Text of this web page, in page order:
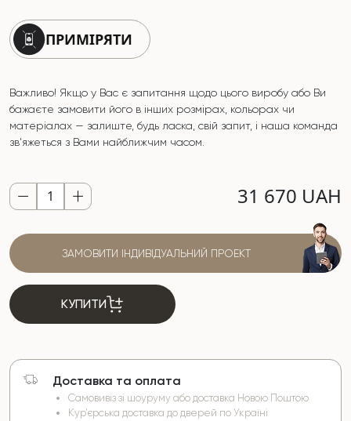
ПРИМІРЯТИ
Важливо! Якщо у Вас є запитання щодо цього виробу або Ви
бажаєте замовити його в інших розмірах, кольорах чи
матеріалах — залиште, будь ласка, свій запит, і наша команда
зв'яжеться з Вами найближчим часом.
31 670 UAH
ЗАМОВИТИ ІНДИВІДУАЛЬНИЙ ПРОЕКТ
КУПИТИ
Доставка та оплата
Самовивіз зі шоуруму або доставка Новою Поштою
Кур’єрська доставка до дверей по Україні